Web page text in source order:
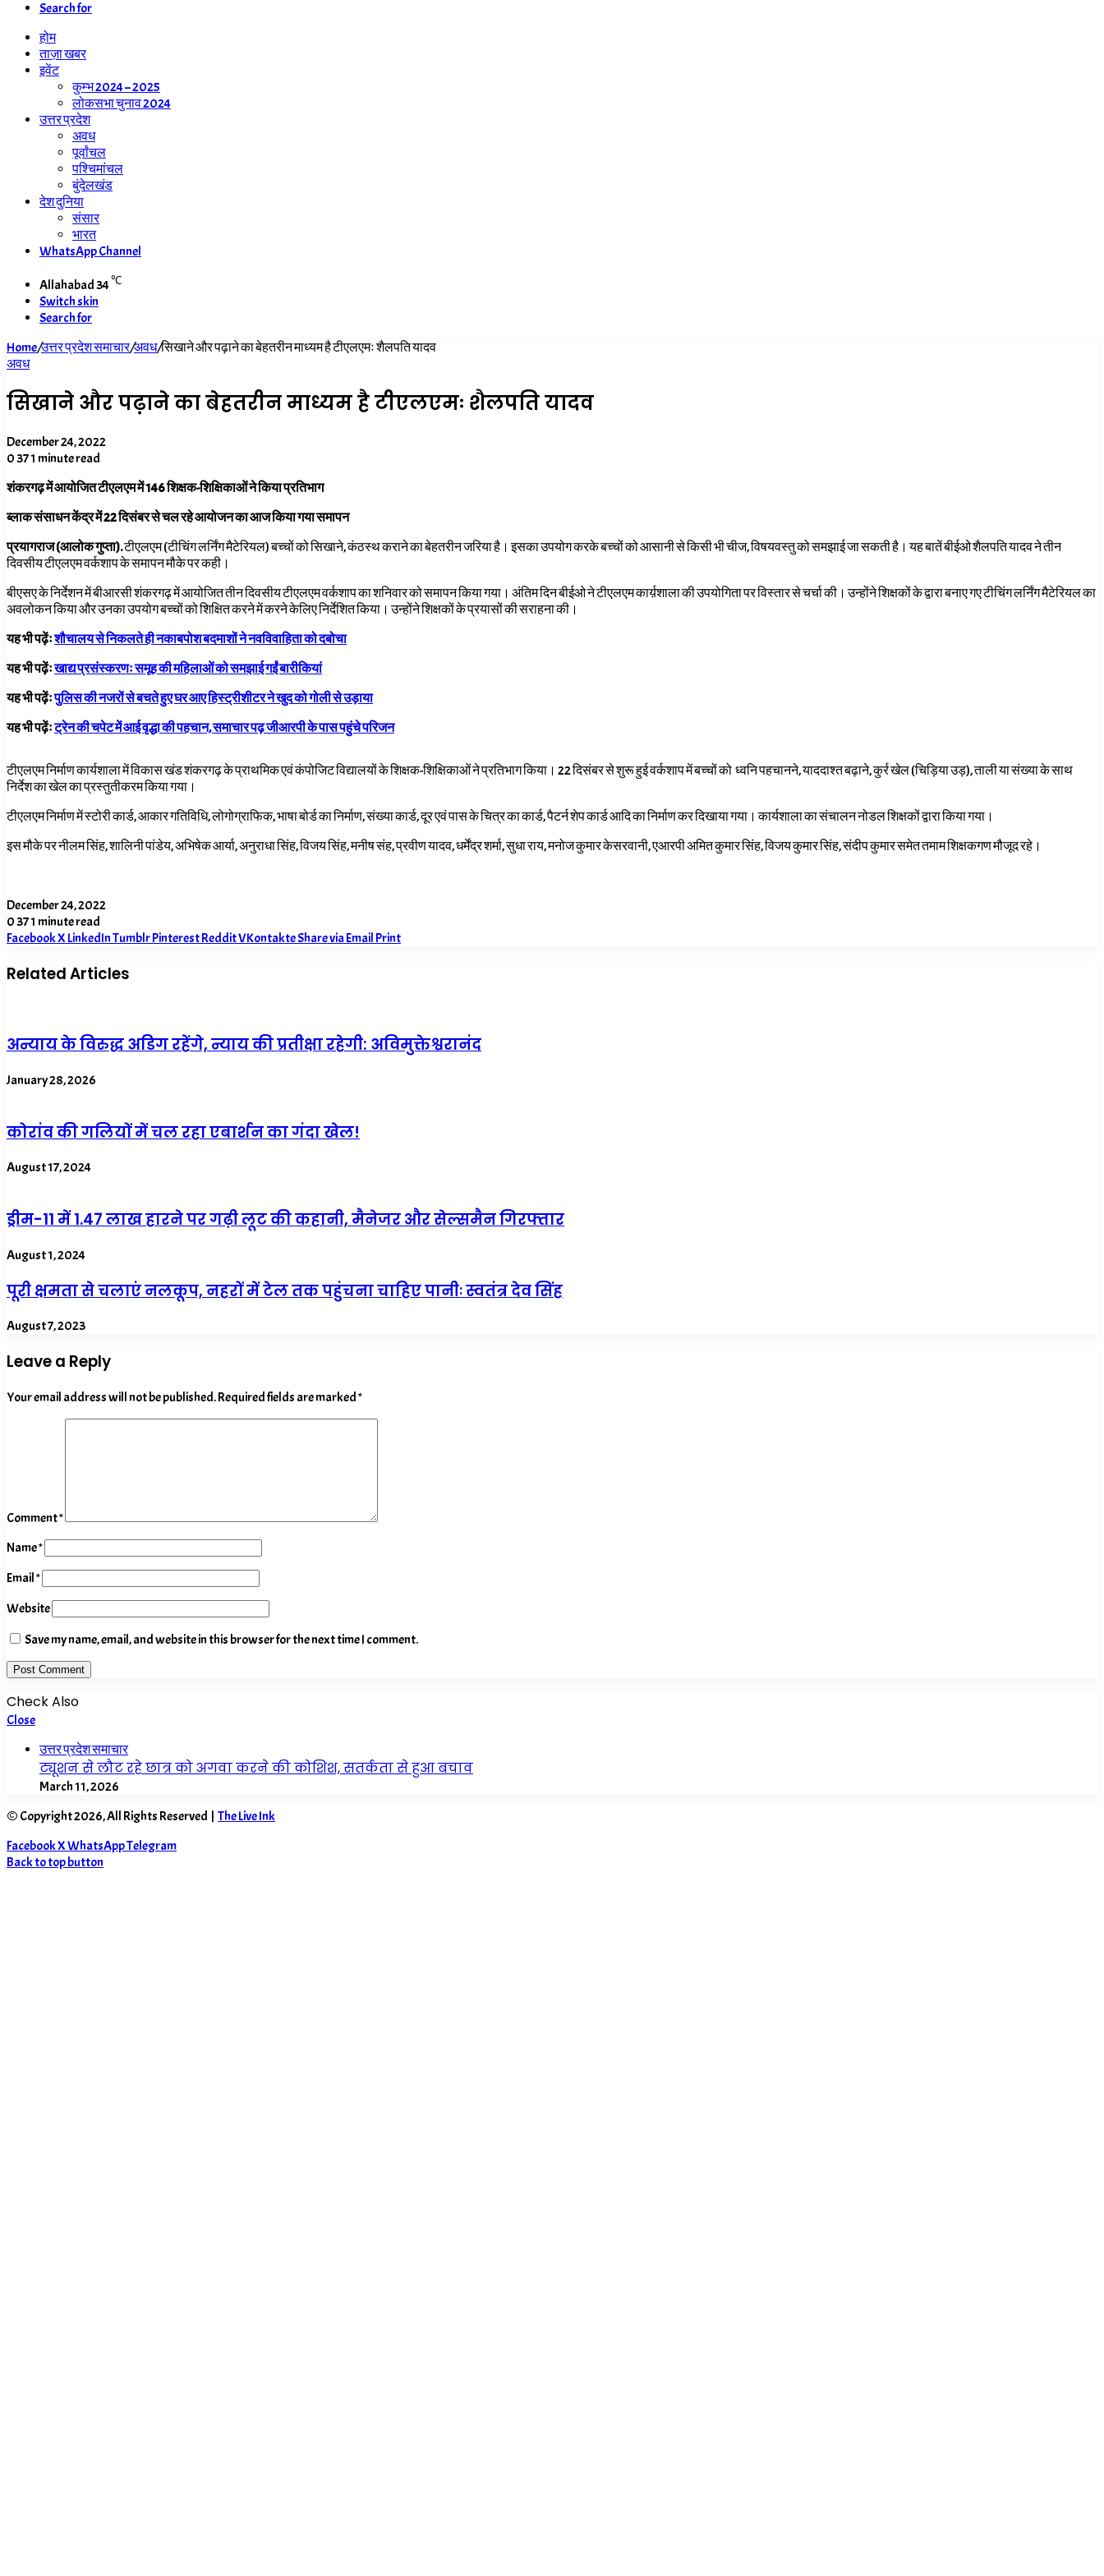
Search for
होम
ताज़ा खबर
इवेंट
कुम्भ 2024 – 2025
लोकसभा चुनाव 2024
उत्तर प्रदेश
अवध
पूर्वांचल
पश्चिमांचल
बुंदेलखंड
देश दुनिया
संसार
भारत
WhatsApp Channel
Allahabad34℃
Switch skin
Search for
Home/उत्तर प्रदेश समाचार/अवध/सिखाने और पढ़ाने का बेहतरीन माध्यम है टीएलएमः शैलपति यादव
अवध
सिखाने और पढ़ाने का बेहतरीन माध्यम है टीएलएमः शैलपति यादव
December 24, 2022
0371 minute read
शंकरगढ़ में आयोजित टीएलएम में 146 शिक्षक-शिक्षिकाओं ने किया प्रतिभाग
ब्लाक संसाधन केंद्र में 22 दिसंबर से चल रहे आयोजन का आज किया गया समापन
प्रयागराज (आलोक गुप्ता).टीएलएम (टीचिंग लर्निंग मैटेरियल) बच्चों को सिखाने, कंठस्थ कराने का बेहतरीन जरिया है। इसका उपयोग करके बच्चों को आसानी से किसी भी चीज, विषयवस्तु को समझाई जा सकती है। यह बातें बीईओ शैलपति यादव ने तीन
दिवसीय टीएलएम वर्कशाप के समापन मौके पर कही।
बीएसए के निर्देशन में बीआरसी शंकरगढ़ में आयोजित तीन दिवसीय टीएलएम वर्कशाप का शनिवार को समापन किया गया। अंतिम दिन बीईओ ने टीएलएम कार्य़शाला की उपयोगिता पर विस्तार से चर्चा की। उन्होंने शिक्षकों के द्वारा बनाए गए टीचिंग लर्निंग मैटेरियल का
अवलोकन किया और उनका उपयोग बच्चों को शिक्षित करने में करने केलिए निर्देशित किया। उन्होंने शिक्षकों के प्रयासों की सराहना की।
यह भी पढ़ेंःशौचालय से निकलते ही नकाबपोश बदमाशों ने नवविवाहिता को दबोचा
यह भी पढ़ेंःखाद्य प्रसंस्करणः समूह की महिलाओं को समझाई गईं बारीकियां
यह भी पढ़ेंःपुलिस की नजरों से बचते हुए घर आए हिस्ट्रीशीटर ने खुद को गोली से उड़ाया
यह भी पढ़ेंःट्रेन की चपेट में आई वृद्धा की पहचान, समाचार पढ़ जीआरपी के पास पहुंचे परिजन
टीएलएम निर्माण कार्यशाला में विकास खंड शंकरगढ़ के प्राथमिक एवं कंपोजिट विद्यालयों के शिक्षक-शिक्षिकाओं ने प्रतिभाग किया। 22 दिसंबर से शुरू हुई वर्कशाप में बच्चों को ध्वनि पहचानने, याददाश्त बढ़ाने, कुर्र खेल (चिड़िया उड़), ताली या संख्या के साथ
निर्देश का खेल का प्रस्तुतीकरम किया गया।
टीएलएम निर्माण में स्टोरी कार्ड, आकार गतिविधि, लोगोग्राफिक, भाषा बोर्ड का निर्माण, संख्या कार्ड, दूर एवं पास के चित्र का कार्ड, पैटर्न शेप कार्ड आदि का निर्माण कर दिखाया गया। कार्यशाला का संचालन नोडल शिक्षकों द्वारा किया गया।
इस मौके पर नीलम सिंह, शालिनी पांडेय, अभिषेक आर्या, अनुराधा सिंह, विजय सिंह, मनीष संह, प्रवीण यादव, धर्मेंद्र शर्मा, सुधा राय, मनोज कुमार केसरवानी, एआरपी अमित कुमार सिंह, विजय कुमार सिंह, संदीप कुमार समेत तमाम शिक्षकगण मौजूद रहे।
December 24, 2022
0371 minute read
FacebookXLinkedInTumblrPinterestRedditVKontakteShare via Email Print
Related Articles
अन्याय के विरुद्ध अडिग रहेंगे, न्याय की प्रतीक्षा रहेगी: अविमुक्तेश्वरानंद
January 28, 2026
कोरांव की गलियों में चल रहा एबार्शन का गंदा खेल!
August 17, 2024
ड्रीम-11 में 1.47 लाख हारने पर गढ़ी लूट की कहानी, मैनेजर और सेल्समैन गिरफ्तार
August 1, 2024
पूरी क्षमता से चलाएं नलकूप, नहरों में टेल तक पहुंचना चाहिए पानीः स्वतंत्र देव सिंह
August 7, 2023
Leave a Reply
Your email address will not be published.Required fields are marked*
Comment*
Name*
Email*
Website
Save my name, email, and website in this browser for the next time I comment.
Check Also
Close
उत्तर प्रदेश समाचार
ट्यूशन से लौट रहे छात्र को अगवा करने की कोशिश, सतर्कता से हुआ बचाव
March 11, 2026
© Copyright 2026, All Rights Reserved | The Live Ink
FacebookXWhatsAppTelegram
Back to top button